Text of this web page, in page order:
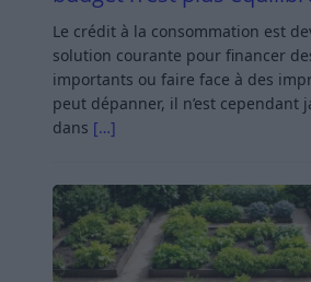
Le crédit à la consommation est
solution courante pour financer
importants ou faire face à des
peut dépanner, il n’est cependant
dans […]